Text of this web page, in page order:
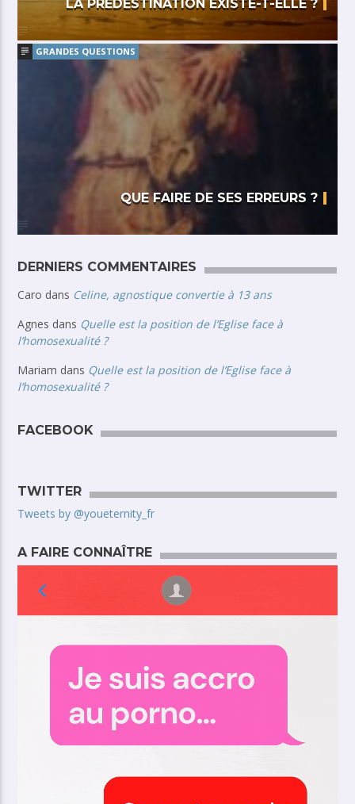
LA PRÉDESTINATION EXISTE-T-ELLE ?
GRANDES QUESTIONS
QUE FAIRE DE SES ERREURS ?
DERNIERS COMMENTAIRES
Caro dans Celine, agnostique convertie à 13 ans
Agnes dans Quelle est la position de l’Eglise face à
l’homosexualité ?
Mariam dans Quelle est la position de l’Eglise face à
l’homosexualité ?
FACEBOOK
TWITTER
Tweets by @youeternity_fr
A FAIRE CONNAÎTRE